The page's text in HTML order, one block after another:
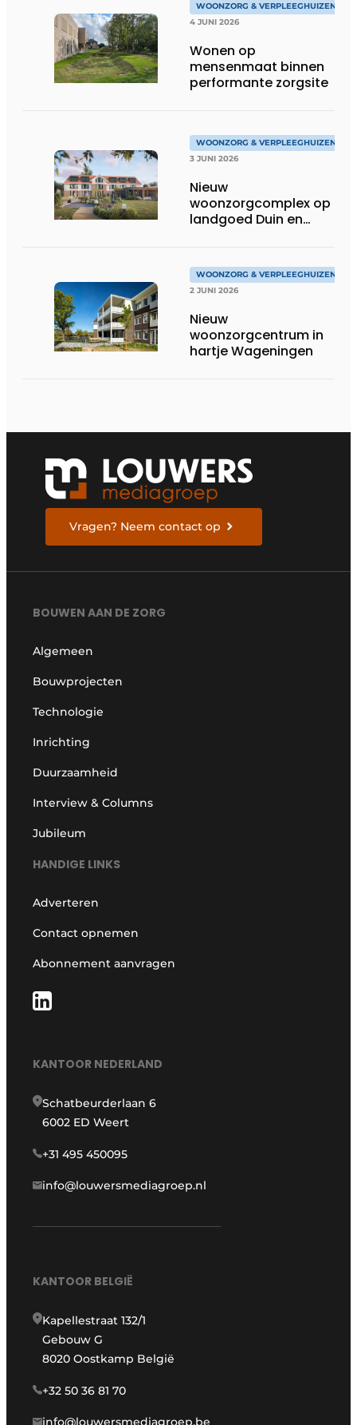
WOONZORG & VERPLEEGHUIZEN
4 JUNI 2026
Wonen op
mensenmaat binnen
performante zorgsite
WOONZORG & VERPLEEGHUIZEN
3 JUNI 2026
Nieuw
woonzorgcomplex op
landgoed Duin en
WOONZORG & VERPLEEGHUIZEN
2 JUNI 2026
Nieuw
woonzorgcentrum in
hartje Wageningen
Vragen? Neem contact op
BOUWEN AAN DE ZORG
Algemeen
Bouwprojecten
Technologie
Inrichting
Duurzaamheid
Interview & Columns
Jubileum
HANDIGE LINKS
Adverteren
Contact opnemen
Abonnement aanvragen
KANTOOR NEDERLAND
Schatbeurderlaan 6
6002 ED Weert
+31 495 450095
info@louwersmediagroep.nl
KANTOOR BELGIË
Kapellestraat 132/1
Gebouw G
8020 Oostkamp België
+32 50 36 81 70
info@louwersmediagroep.be